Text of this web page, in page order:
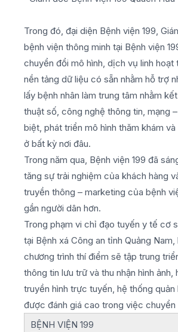
Trong đó, đại diện Bệnh viện 199,
bệnh viện thông minh tại Bệnh viện
chuyển đổi mô hình, dịch vụ linh
nền tảng dữ liệu có sẵn nhằm hỗ trợ
lấy bệnh nhân làm trung tâm nhằm
thuật số, công nghệ thông tin, mạng
biệt, phát triển mô hình thăm khám
ở bất kỳ nơi đâu.
Trong năm qua, Bệnh viện 199 đã
tăng sự trải nghiệm của khách hàng
truyền thông – marketing của bệnh
gần người dân hơn.
Trong phạm vi chỉ đạo tuyến y tế cơ
tại Bệnh xá Công an tỉnh Quảng
chương trình thí điểm sẽ tập trung
thông tin lưu trữ và thu nhận hình
truyền hình trực tuyến, hệ thống
được đánh giá cao trong việc
BỆNH VIỆN 199